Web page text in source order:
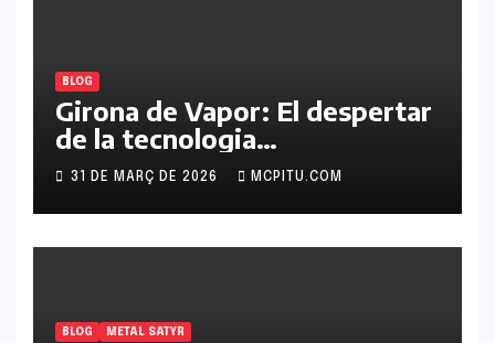
BLOG
Girona de Vapor: El despertar
de la tecnologia
retrofuturista a Catalunya
31 DE MARÇ DE 2026 MCPITU.COM
BLOG METAL SATYR